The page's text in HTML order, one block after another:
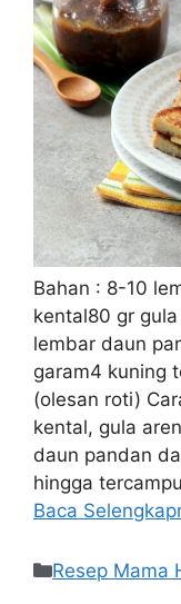
Bahan : 8-10
kental80 gr
lembar daun
garam4 kuning
(olesan roti)
kental, gula
daun pandan
hingga
Baca
Resep Mama